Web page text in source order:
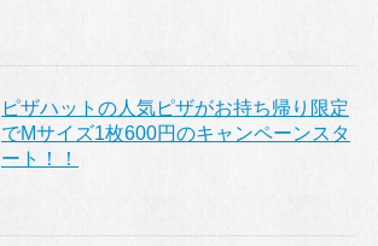
ピザハットの人気ピザがお持ち帰り限定
でMサイズ1枚600円のキャンペーンスタ
ート！！